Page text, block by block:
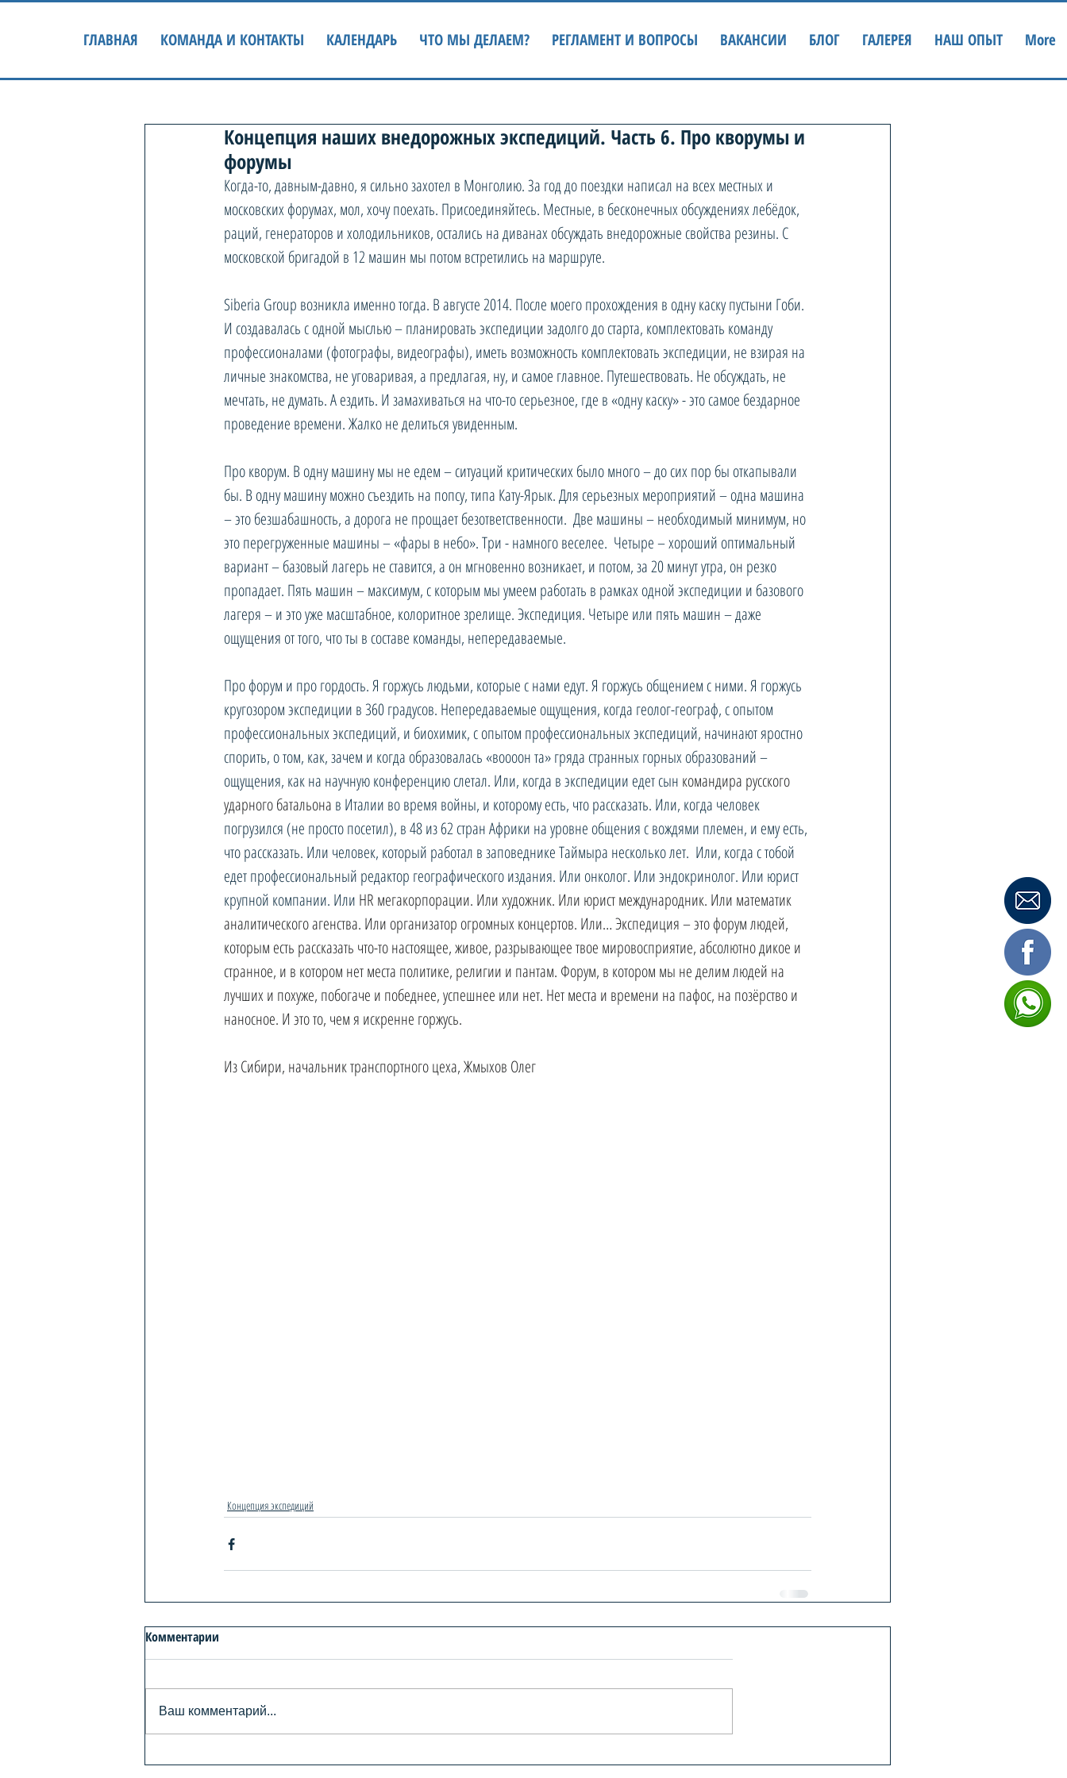
ГЛАВНАЯ КОМАНДА И КОНТАКТЫ КАЛЕНДАРЬ ЧТО МЫ ДЕЛАЕМ? РЕГЛАМЕНТ И ВОПРОСЫ ВАКАНСИИ БЛОГ ГАЛЕРЕЯ НАШ ОПЫТ More
Концепция наших внедорожных экспедиций. Часть 6. Про кворумы и
форумы
Когда-то, давным-давно, я сильно захотел в Монголию. За год до поездки написал на всех местных и
московских форумах, мол, хочу поехать. Присоединяйтесь. Местные, в бесконечных обсуждениях лебёдок,
раций, генераторов и холодильников, остались на диванах обсуждать внедорожные свойства резины. С
московской бригадой в 12 машин мы потом встретились на маршруте.
Siberia Group возникла именно тогда. В августе 2014. После моего прохождения в одну каску пустыни Гоби.
И создавалась с одной мыслью – планировать экспедиции задолго до старта, комплектовать команду
профессионалами (фотографы, видеографы), иметь возможность комплектовать экспедиции, не взирая на
личные знакомства, не уговаривая, а предлагая, ну, и самое главное. Путешествовать. Не обсуждать, не
мечтать, не думать. А ездить. И замахиваться на что-то серьезное, где в «одну каску» - это самое бездарное
проведение времени. Жалко не делиться увиденным.
Про кворум. В одну машину мы не едем – ситуаций критических было много – до сих пор бы откапывали
бы. В одну машину можно съездить на попсу, типа Кату-Ярык. Для серьезных мероприятий – одна машина
– это безшабашность, а дорога не прощает безответственности.  Две машины – необходимый минимум, но
это перегруженные машины – «фары в небо». Три - намного веселее.  Четыре – хороший оптимальный
вариант – базовый лагерь не ставится, а он мгновенно возникает, и потом, за 20 минут утра, он резко
пропадает. Пять машин – максимум, с которым мы умеем работать в рамках одной экспедиции и базового
лагеря – и это уже масштабное, колоритное зрелище. Экспедиция. Четыре или пять машин – даже
ощущения от того, что ты в составе команды, непередаваемые.
Про форум и про гордость. Я горжусь людьми, которые с нами едут. Я горжусь общением с ними. Я горжусь
кругозором экспедиции в 360 градусов. Непередаваемые ощущения, когда геолог-географ, с опытом
профессиональных экспедиций, и биохимик, с опытом профессиональных экспедиций, начинают яростно
спорить, о том, как, зачем и когда образовалась «воооон та» гряда странных горных образований –
ощущения, как на научную конференцию слетал. Или, когда в экспедиции едет сын командира русского
ударного батальона в Италии во время войны, и которому есть, что рассказать. Или, когда человек
погрузился (не просто посетил), в 48 из 62 стран Африки на уровне общения с вождями племен, и ему есть,
что рассказать. Или человек, который работал в заповеднике Таймыра несколько лет.  Или, когда с тобой
едет профессиональный редактор географического издания. Или онколог. Или эндокринолог. Или юрист
крупной компании. Или HR мегакорпорации. Или художник. Или юрист международник. Или математик
аналитического агенства. Или организатор огромных концертов. Или… Экспедиция – это форум людей,
которым есть рассказать что-то настоящее, живое, разрывающее твое мировосприятие, абсолютно дикое и
странное, и в котором нет места политике, религии и пантам. Форум, в котором мы не делим людей на
лучших и похуже, побогаче и победнее, успешнее или нет. Нет места и времени на пафос, на позёрство и
наносное. И это то, чем я искренне горжусь.
Из Сибири, начальник транспортного цеха, Жмыхов Олег
Концепция экспедиций
Комментарии
Ваш комментарий...